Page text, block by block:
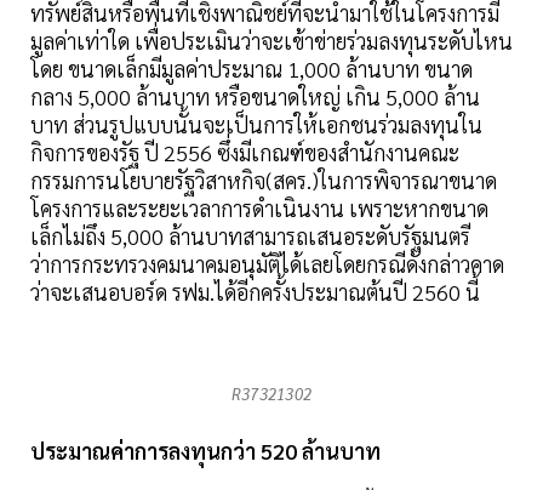
ทรัพย์สินหรือพื้นที่เชิงพาณิชย์ที่จะนำมาใช้ในโครงการมี
มูลค่าเท่าใด เพื่อประเมินว่าจะเข้าข่ายร่วมลงทุนระดับไหน
โดย ขนาดเล็กมีมูลค่าประมาณ 1,000 ล้านบาท ขนาด
กลาง 5,000 ล้านบาท หรือขนาดใหญ่ เกิน 5,000 ล้าน
บาท ส่วนรูปแบบนั้นจะเป็นการให้เอกชนร่วมลงทุนใน
กิจการของรัฐ ปี 2556 ซึ่งมีเกณฑ์ของสำนักงานคณะ
กรรมการนโยบายรัฐวิสาหกิจ(สคร.)ในการพิจารณาขนาด
โครงการและระยะเวลาการดำเนินงาน เพราะหากขนาด
เล็กไม่ถึง 5,000 ล้านบาทสามารถเสนอระดับรัฐมนตรี
ว่าการกระทรวงคมนาคมอนุมัติได้เลยโดยกรณีดังกล่าวคาด
ว่าจะเสนอบอร์ด รฟม.ได้อีกครั้งประมาณต้นปี 2560 นี้
R37321302
ประมาณค่าการลงทุนกว่า 520 ล้านบาท